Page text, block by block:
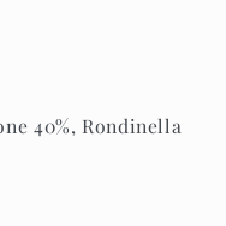
40%, Rondinella